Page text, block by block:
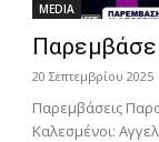
MEDIA
20 Σεπτεμβρίου 2025
Παρεμβάσεις
Καλεσμένοι: